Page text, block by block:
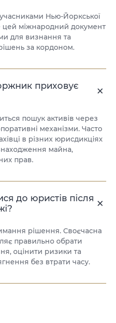
Нью-Йоркської
цей міжнародний документ
для визнання та
за кордоном.
приховує
пошук активів через
механізми. Часто
в різних юрисдикціях
майна,
прав.
до юристів після
рішення. Своєчасна
правильно обрати
оцінити ризики та
без втрати часу.